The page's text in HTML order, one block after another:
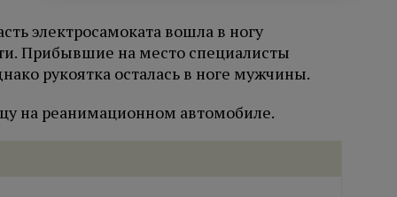
электросамоката вошла в ногу
Прибывшие на место специалисты
рукоятка осталась в ноге мужчины.
на реанимационном автомобиле.